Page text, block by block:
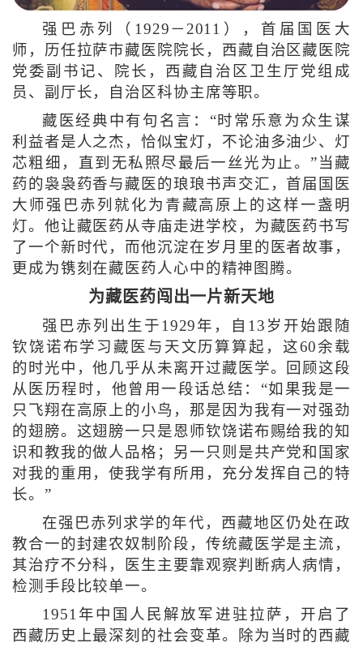
强巴赤列（1929－2011），首届国医大
师，历任拉萨市藏医院院长，西藏自治区藏医院
党委副书记、院长，西藏自治区卫生厅党组成
员、副厅长，自治区科协主席等职。
藏医经典中有句名言：“时常乐意为众生谋
利益者是人之杰，恰似宝灯，不论油多油少、灯
芯粗细，直到无私照尽最后一丝光为止。”当藏
药的袅袅药香与藏医的琅琅书声交汇，首届国医
大师强巴赤列就化为青藏高原上的这样一盏明
灯。他让藏医药从寺庙走进学校，为藏医药书写
了一个新时代，而他沉淀在岁月里的医者故事，
更成为镌刻在藏医药人心中的精神图腾。
为藏医药闯出一片新天地
强巴赤列出生于1929年，自13岁开始跟随
钦饶诺布学习藏医与天文历算算起，这60余载
的时光中，他几乎从未离开过藏医学。回顾这段
从医历程时，他曾用一段话总结：“如果我是一
只飞翔在高原上的小鸟，那是因为我有一对强劲
的翅膀。这翅膀一只是恩师钦饶诺布赐给我的知
识和教我的做人品格；另一只则是共产党和国家
对我的重用，使我学有所用，充分发挥自己的特
长。”
在强巴赤列求学的年代，西藏地区仍处在政
教合一的封建农奴制阶段，传统藏医学是主流，
其治疗不分科，医生主要靠观察判断病人病情，
检测手段比较单一。
1951年中国人民解放军进驻拉萨，开启了
西藏历史上最深刻的社会变革。除为当时的西藏